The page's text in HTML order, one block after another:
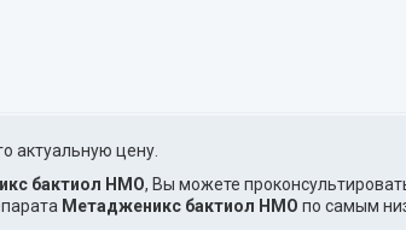
актуальную цену.
бактиол НМО, Вы можете
Метадженикс бактиол НМО по самым